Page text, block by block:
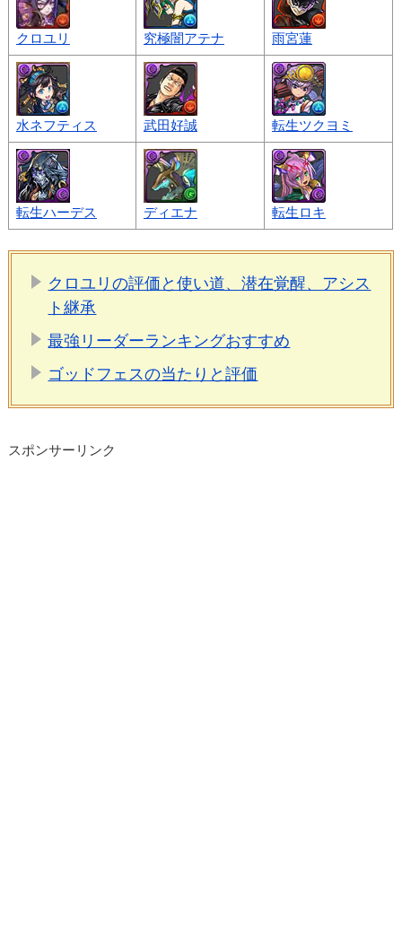
クロユリ 究極闇アテナ 雨宮蓮
水ネフティス 武田好誠 転生ツクヨミ
転生ハーデス ディエナ 転生ロキ
クロユリの評価と使い道、潜在覚醒、アシス
ト継承
最強リーダーランキングおすすめ
ゴッドフェスの当たりと評価
スポンサーリンク